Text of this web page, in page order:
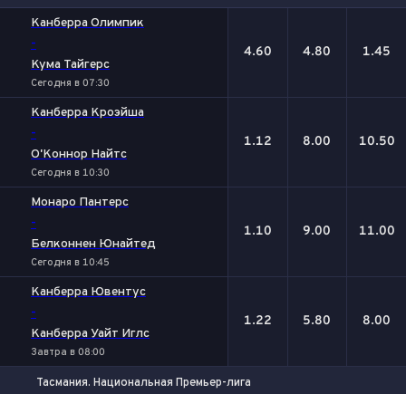
Канберра Олимпик
-
Кума Тайгерс
Сегодня в 07:30
4.60 4.80 1.45
Канберра Кроэйша
-
О'Коннор Найтс
Сегодня в 10:30
1.12 8.00 10.50
Монаро Пантерс
-
Белконнен Юнайтед
Сегодня в 10:45
1.10 9.00 11.00
Канберра Ювентус
-
Канберра Уайт Иглс
Завтра в 08:00
1.22 5.80 8.00
Тасмания. Национальная Премьер-лига